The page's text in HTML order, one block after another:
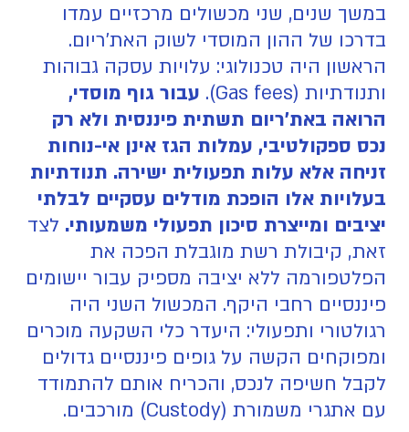
במשך שנים, שני מכשולים מרכזיים עמדו
בדרכו של ההון המוסדי לשוק האת'ריום.
הראשון היה טכנולוגי: עלויות עסקה גבוהות
ותנודתיות (Gas fees).
עבור גוף מוסדי,
הרואה באת'ריום תשתית פיננסית ולא רק
נכס ספקולטיבי, עמלות הגז אינן אי-נוחות
זניחה אלא עלות תפעולית ישירה. תנודתיות
בעלויות אלו הופכת מודלים עסקיים לבלתי
יציבים ומייצרת סיכון תפעולי משמעותי. לצד
זאת, קיבולת רשת מוגבלת הפכה את
הפלטפורמה ללא יציבה מספיק עבור יישומים
פיננסיים רחבי היקף. המכשול השני היה
רגולטורי ותפעולי: היעדר כלי השקעה מוכרים
ומפוקחים הקשה על גופים פיננסיים גדולים
לקבל חשיפה לנכס, והכריח אותם להתמודד
עם אתגרי משמורת (Custody) מורכבים.